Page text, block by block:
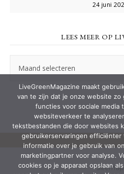
24 juni
LEES MEER OP
meer
Sitemap
LiveGreenMagazine maakt
van te zijn dat je onze website zo
functies voor sociale media
websiteverkeer te
tekstbestanden die door websites
gebruikerservaringen efficiënter
informatie over je gebruik van
marketingpartner voor analyse.
cookies op je apparaat opslaan